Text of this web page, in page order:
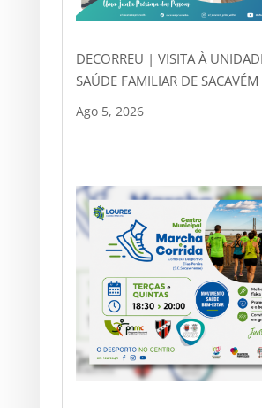
DECORREU | VISITA À
SAÚDE FAMILIAR DE SACAVÉM
Ago 5, 2026